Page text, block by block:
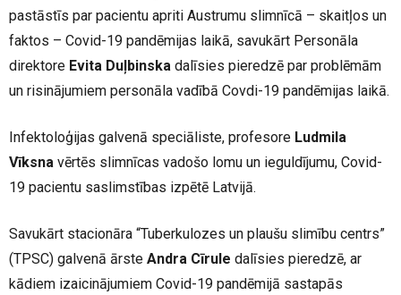
pastāstīs par pacientu apriti Austrumu slimnīcā – skaitļos un
faktos – Covid-19 pandēmijas laikā, savukārt Personāla
direktore Evita Duļbinska dalīsies pieredzē par problēmām
un risinājumiem personāla vadībā Covdi-19 pandēmijas laikā.
Infektoloģijas galvenā speciāliste, profesore Ludmila
Vīksna vērtēs slimnīcas vadošo lomu un ieguldījumu, Covid-
19 pacientu saslimstības izpētē Latvijā.
Savukārt stacionāra “Tuberkulozes un plaušu slimību centrs”
(TPSC) galvenā ārste Andra Cīrule dalīsies pieredzē, ar
kādiem izaicinājumiem Covid-19 pandēmijā sastapās